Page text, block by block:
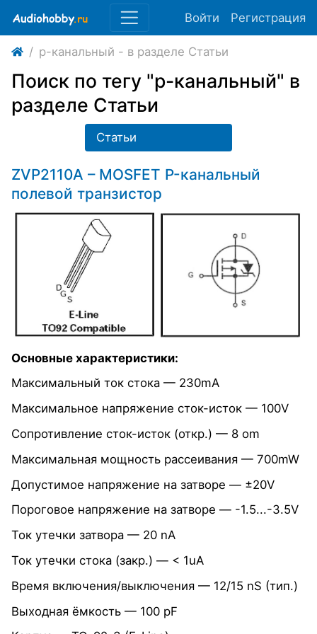
Войти Регистрация
p-канальный - в разделе Статьи
Поиск по тегу "p-канальный" в
разделе Статьи
Статьи
ZVP2110A – MOSFET P-канальный
полевой транзистор
Основные характеристики:
Максимальный ток стока — 230mА
Максимальное напряжение сток-исток — 100V
Сопротивление сток-исток (откр.) — 8 om
Максимальная мощность рассеивания — 700mW
Допустимое напряжение на затворе — ±20V
Пороговое напряжение на затворе — -1.5...-3.5V
Ток утечки затвора — 20 nA
Ток утечки стока (закр.) — < 1uA
Время включения/выключения — 12/15 nS (тип.)
Выходная ёмкость — 100 pF